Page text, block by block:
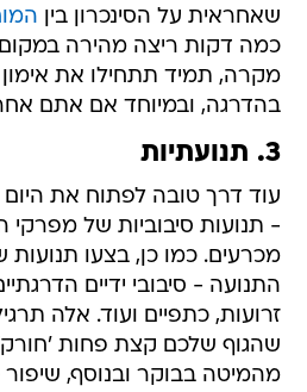
שאחראית על הסינכרון בין
כמה דקות ריצה מהירה במקום,
מקרה, תמיד תתחילו את
בהדרגה, ובמיוחד אם אתם
3. תנועתיות
עוד דרך טובה לפתוח את היום
- תנועות סיבוביות של מפרקי
מכרעים. כמו כן, בצעו תנועות
התנועה - סיבובי ידיים
זרועות, כתפיים ועוד. אלה
שהגוף שלכם קצת פחות
מהמיטה בבוקר ובנוסף, שיפור